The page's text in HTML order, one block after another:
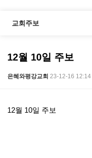
교회주보
12월 10일 주보
은혜와평강교회 23-12-16 12:14
12월 10일 주보